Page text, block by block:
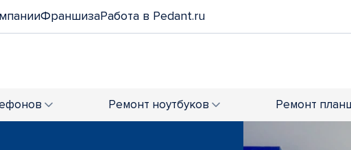
ФраншизаРабота в Pedant.ru
Ремонт ноутбуков Ремонт